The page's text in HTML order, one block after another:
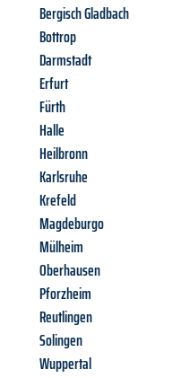
Bergisch Gladbach
Bottrop
Darmstadt
Erfurt
Fürth
Halle
Heilbronn
Karlsruhe
Krefeld
Magdeburgo
Mülheim
Oberhausen
Pforzheim
Reutlingen
Solingen
Wuppertal